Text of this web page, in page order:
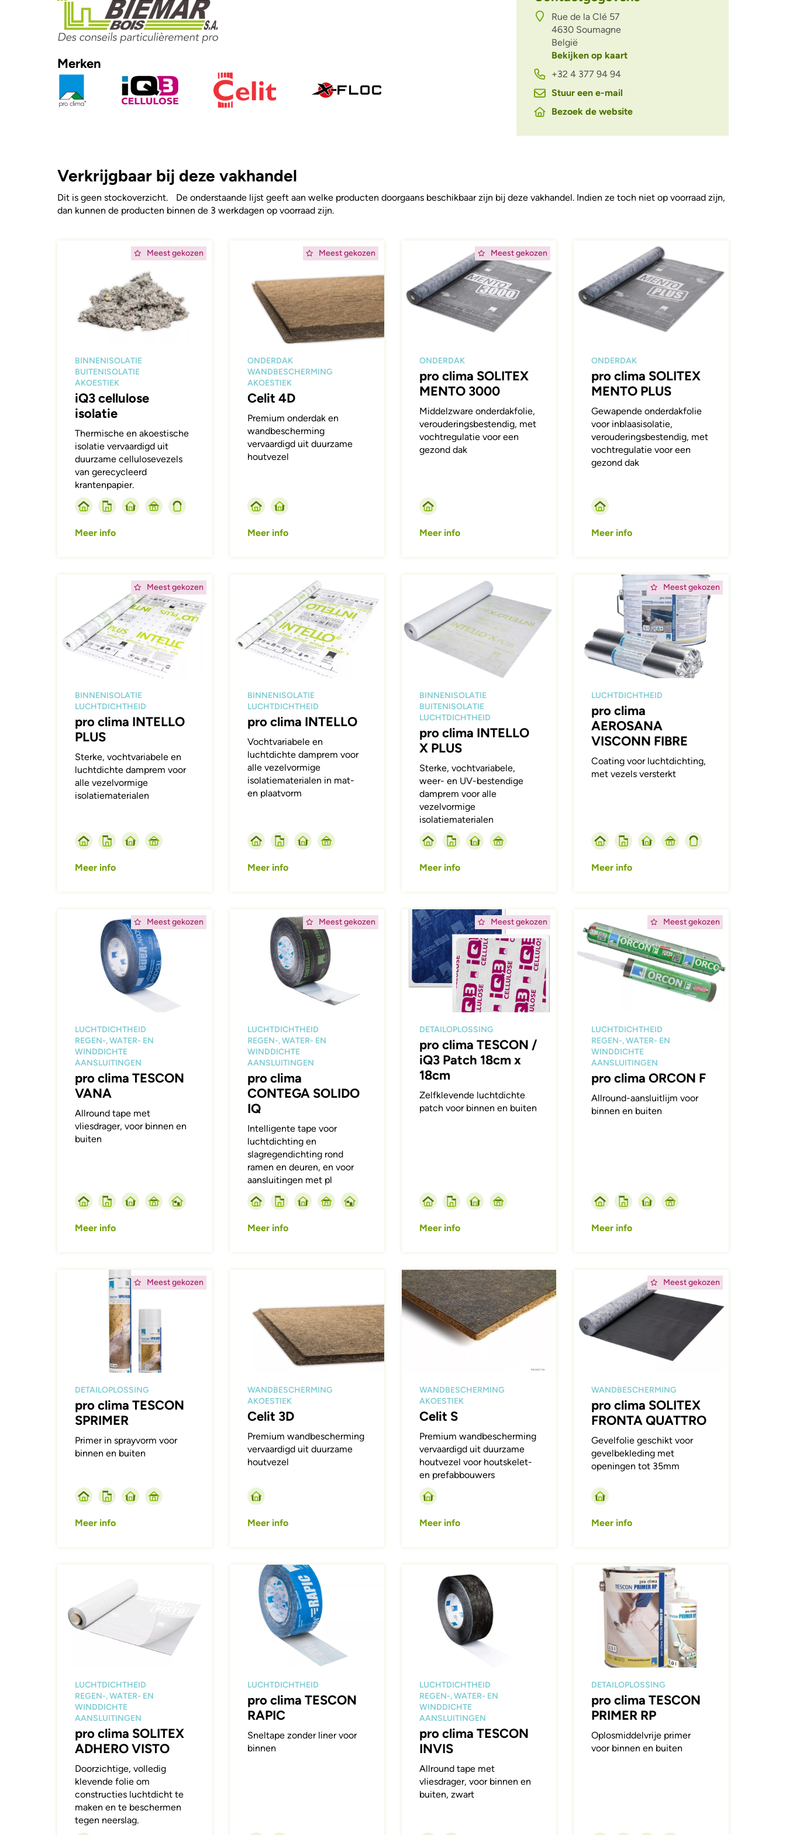
Merken
Rue de la Clé 57
4630 Soumagne
België
Bekijken op kaart
+32 4 377 94 94
Stuur een e-mail
Bezoek de website
Verkrijgbaar bij deze vakhandel
Dit is geen stockoverzicht. De onderstaande lijst geeft aan welke producten doorgaans beschikbaar zijn bij deze vakhandel. Indien ze toch niet op voorraad zijn,
dan kunnen de producten binnen de 3 werkdagen op voorraad zijn.
Meest gekozen
BINNENISOLATIE
BUITENISOLATIE
AKOESTIEK
iQ3 cellulose
isolatie
Thermische en akoestische
isolatie vervaardigd uit
duurzame cellulosevezels
van gerecycleerd
krantenpapier.
Meer info
Meest gekozen
ONDERDAK
WANDBESCHERMING
AKOESTIEK
Celit 4D
Premium onderdak en
wandbescherming
vervaardigd uit duurzame
houtvezel
Meer info
Meest gekozen
ONDERDAK
pro clima SOLITEX
MENTO 3000
Middelzware onderdakfolie,
verouderingsbestendig, met
vochtregulatie voor een
gezond dak
Meer info
ONDERDAK
pro clima SOLITEX
MENTO PLUS
Gewapende onderdakfolie
voor inblaasisolatie,
verouderingsbestendig, met
vochtregulatie voor een
gezond dak
Meer info
Meest gekozen
BINNENISOLATIE
LUCHTDICHTHEID
pro clima INTELLO
PLUS
Sterke, vochtvariabele en
luchtdichte damprem voor
alle vezelvormige
isolatiematerialen
Meer info
BINNENISOLATIE
LUCHTDICHTHEID
pro clima INTELLO
Vochtvariabele en
luchtdichte damprem voor
alle vezelvormige
isolatiematerialen in mat-
en plaatvorm
Meer info
BINNENISOLATIE
BUITENISOLATIE
LUCHTDICHTHEID
pro clima INTELLO
X PLUS
Sterke, vochtvariabele,
weer- en UV-bestendige
damprem voor alle
vezelvormige
isolatiematerialen
Meer info
Meest gekozen
LUCHTDICHTHEID
pro clima
AEROSANA
VISCONN FIBRE
Coating voor luchtdichting,
met vezels versterkt
Meer info
Meest gekozen
LUCHTDICHTHEID
REGEN-, WATER- EN
WINDDICHTE
AANSLUITINGEN
pro clima TESCON
VANA
Allround tape met
vliesdrager, voor binnen en
buiten
Meer info
Meest gekozen
LUCHTDICHTHEID
REGEN-, WATER- EN
WINDDICHTE
AANSLUITINGEN
pro clima
CONTEGA SOLIDO
IQ
Intelligente tape voor
luchtdichting en
slagregendichting rond
ramen en deuren, en voor
aansluitingen met pl
Meer info
Meest gekozen
Afbeelding
DETAILOPLOSSING
pro clima TESCON /
iQ3 Patch 18cm x
18cm
Zelfklevende luchtdichte
patch voor binnen en buiten
Meer info
Meest gekozen
LUCHTDICHTHEID
REGEN-, WATER- EN
WINDDICHTE
AANSLUITINGEN
pro clima ORCON F
Allround-aansluitlijm voor
binnen en buiten
Meer info
Meest gekozen
DETAILOPLOSSING
pro clima TESCON
SPRIMER
Primer in sprayvorm voor
binnen en buiten
Meer info
WANDBESCHERMING
AKOESTIEK
Celit 3D
Premium wandbescherming
vervaardigd uit duurzame
houtvezel
Meer info
Afbeelding
WANDBESCHERMING
AKOESTIEK
Celit S
Premium wandbescherming
vervaardigd uit duurzame
houtvezel voor houtskelet-
en prefabbouwers
Meer info
Meest gekozen
WANDBESCHERMING
pro clima SOLITEX
FRONTA QUATTRO
Gevelfolie geschikt voor
gevelbekleding met
openingen tot 35mm
Meer info
LUCHTDICHTHEID
REGEN-, WATER- EN
WINDDICHTE
AANSLUITINGEN
pro clima SOLITEX
ADHERO VISTO
Doorzichtige, volledig
klevende folie om
constructies luchtdicht te
maken en te beschermen
tegen neerslag.
Afbeelding
LUCHTDICHTHEID
pro clima TESCON
RAPIC
Sneltape zonder liner voor
binnen
LUCHTDICHTHEID
REGEN-, WATER- EN
WINDDICHTE
AANSLUITINGEN
pro clima TESCON
INVIS
Allround tape met
vliesdrager, voor binnen en
buiten, zwart
Afbeelding
DETAILOPLOSSING
pro clima TESCON
PRIMER RP
Oplosmiddelvrije primer
voor binnen en buiten